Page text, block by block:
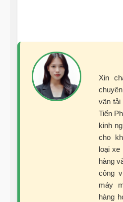
Xin
vận tải
Tiến
kinh
cho
loại xe
hàng
công
máy
hàng